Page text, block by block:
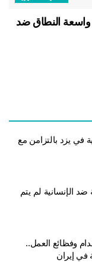
2026: اعتقالات واسعة النطاق ضد
في يزد بالتزامن مع
جريمة ضد الإنسانية لم يتم
وفظائع العمل..
في إيران